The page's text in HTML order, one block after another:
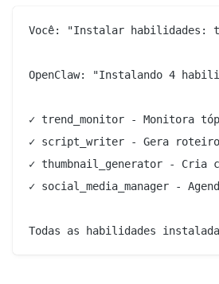
Você: "Instalar habilidades:
OpenClaw: "Instalando 4
✓ trend_monitor - Monitora
✓ script_writer - Gera
✓ thumbnail_generator - Cria
✓ social_media_manager -